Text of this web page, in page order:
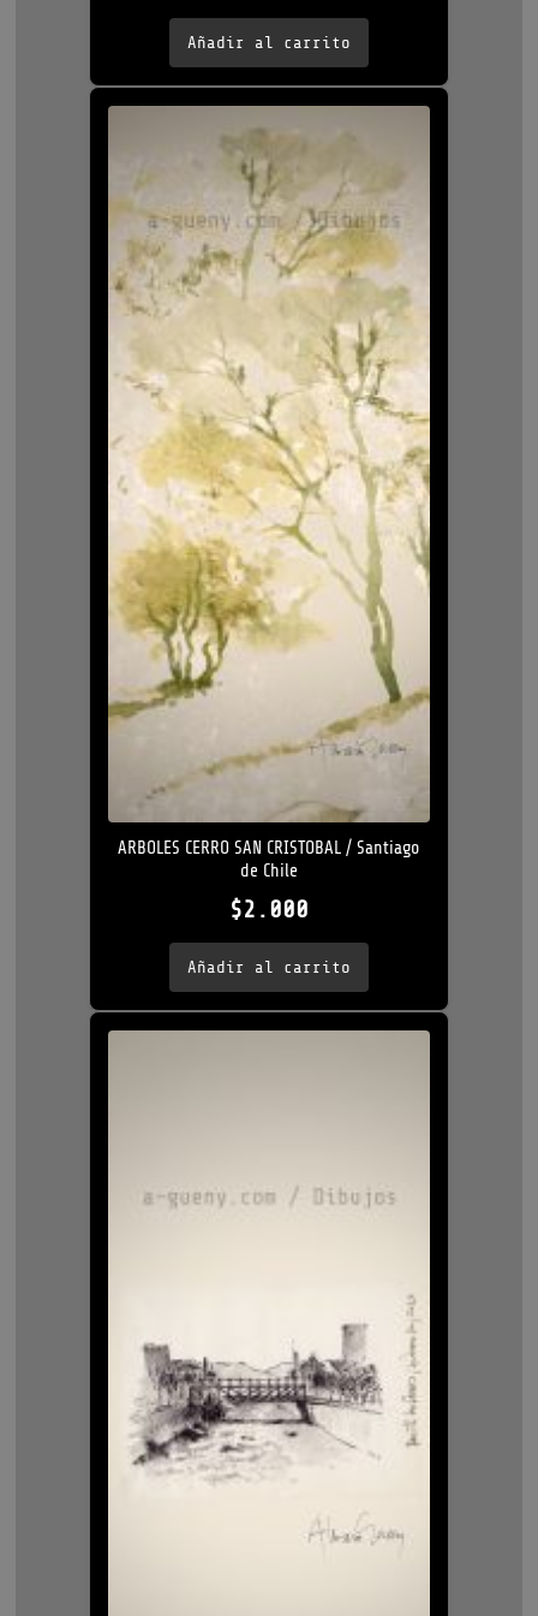
Añadir al carrito
ARBOLES CERRO SAN CRISTOBAL / Santiago
de Chile
$2.000
Añadir al carrito